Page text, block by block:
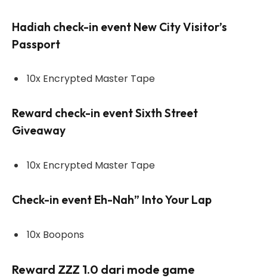
Hadiah check-in event New City Visitor’s
Passport
10x Encrypted Master Tape
Reward check-in event Sixth Street
Giveaway
10x Encrypted Master Tape
Check-in event Eh-Nah” Into Your Lap
10x Boopons
Reward ZZZ 1.0 dari mode game